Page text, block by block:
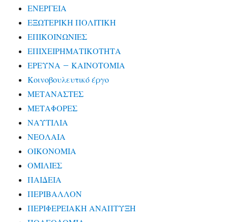
ΕΝΕΡΓΕΙΑ
ΕΞΩΤΕΡΙΚΗ ΠΟΛΙΤΙΚΗ
ΕΠΙΚΟΙΝΩΝΙΕΣ
ΕΠΙΧΕΙΡΗΜΑΤΙΚΟΤΗΤΑ
ΕΡΕΥΝΑ – ΚΑΙΝΟΤΟΜΙΑ
Κοινοβουλευτικό έργο
ΜΕΤΑΝΑΣΤΕΣ
ΜΕΤΑΦΟΡΕΣ
ΝΑΥΤΙΛΙΑ
ΝΕΟΛΑΙΑ
ΟΙΚΟΝΟΜΙΑ
ΟΜΙΛΙΕΣ
ΠΑΙΔΕΙΑ
ΠΕΡΙΒΑΛΛΟΝ
ΠΕΡΙΦΕΡΕΙΑΚΗ ΑΝΑΠΤΥΞΗ